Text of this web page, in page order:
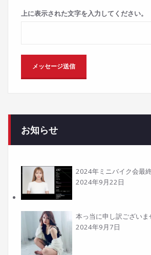
上に表示された文字を入力してください。
お知らせ
2024年ミニバイク会最
2024年9月22日
本っ当に申し訳ございま
2024年9月7日